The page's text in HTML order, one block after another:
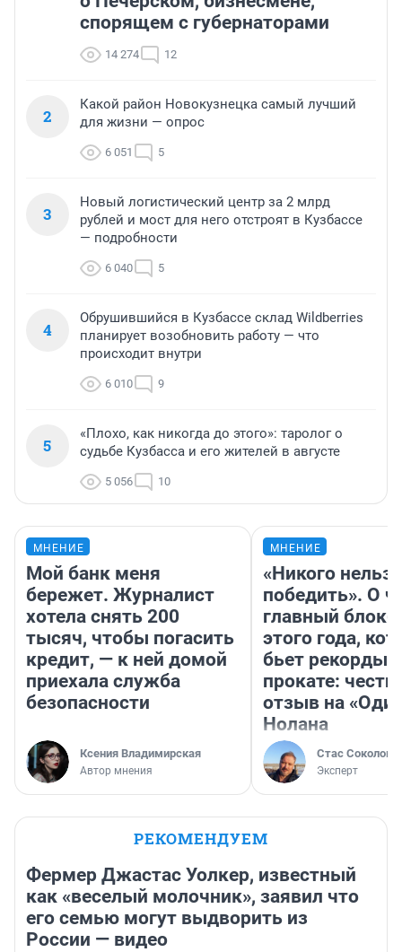
спорящем с губернаторами
14 274 12
2
Какой район Новокузнецка самый лучший
для жизни — опрос
6 051 5
3
Новый логистический центр за 2 млрд
рублей и мост для него отстроят в Кузбассе
— подробности
6 040 5
4
Обрушившийся в Кузбассе склад Wildberries
планирует возобновить работу — что
происходит внутри
6 010 9
5
«Плохо, как никогда до этого»: таролог о
судьбе Кузбасса и его жителей в августе
5 056 10
МНЕНИЕ
Мой банк меня
бережет. Журналист
хотела снять 200
тысяч, чтобы погасить
кредит, — к ней домой
приехала служба
безопасности
Ксения Владимирская
Автор мнения
МНЕНИЕ
«Никого нельзя
победить». О
главный
этого года,
бьет рекорды в
прокате:
отзыв на
Нолана
Стас Соколов
Эксперт
РЕКОМЕНДУЕМ
Фермер Джастас Уолкер, известный
как «веселый молочник», заявил что
его семью могут выдворить из
России — видео